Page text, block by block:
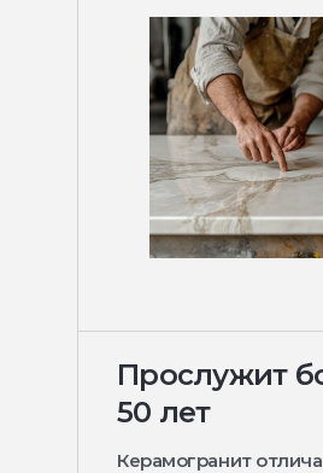
Прослужит
50 лет
Керамогранит